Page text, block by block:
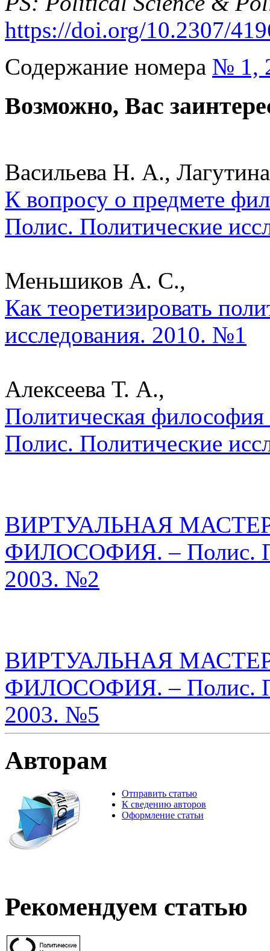
https://doi.org/10.2307/
Содержание номера № 1,
Возможно, Вас
Васильева Н. А.,
К вопросу о предмете
Полис. Политические
Меньшиков А. С.,
Как теоретизировать
исследования. 2010. №1
Алексеева Т. А.,
Политическая философия
Полис. Политические
ВИРТУАЛЬНАЯ
ФИЛОСОФИЯ. – Полис.
2003. №2
ВИРТУАЛЬНАЯ
ФИЛОСОФИЯ. – Полис.
2003. №5
Авторам
Отправить статью
К сведению авторов
Оформление статьи
Рекомендуем статью